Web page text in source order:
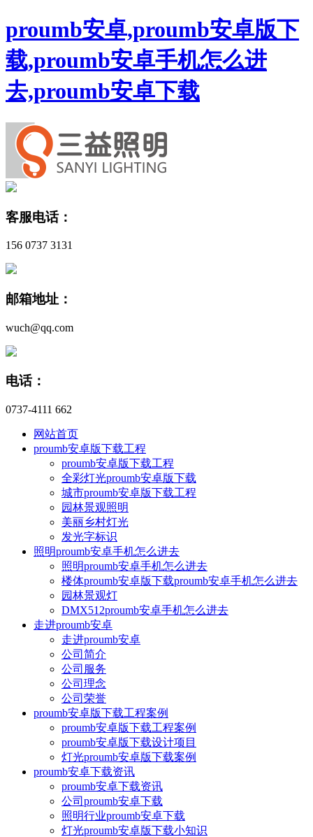
proumb安卓,proumb安卓版下
载,proumb安卓手机怎么进
去,proumb安卓下载
客服电话：
156 0737 3131
邮箱地址：
wuch@qq.com
电话：
0737-4111 662
网站首页
proumb安卓版下载工程
proumb安卓版下载工程
全彩灯光proumb安卓版下载
城市proumb安卓版下载工程
园林景观照明
美丽乡村灯光
发光字标识
照明proumb安卓手机怎么进去
照明proumb安卓手机怎么进去
楼体proumb安卓版下载proumb安卓手机怎么进去
园林景观灯
DMX512proumb安卓手机怎么进去
走进proumb安卓
走进proumb安卓
公司简介
公司服务
公司理念
公司荣誉
proumb安卓版下载工程案例
proumb安卓版下载工程案例
proumb安卓版下载设计项目
灯光proumb安卓版下载案例
proumb安卓下载资讯
proumb安卓下载资讯
公司proumb安卓下载
照明行业proumb安卓下载
灯光proumb安卓版下载小知识